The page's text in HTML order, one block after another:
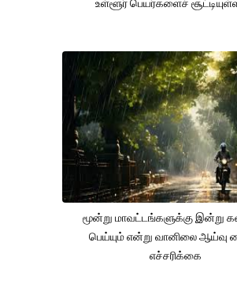
உள்ளூர் பெயர்களைச்
மூன்று மாவட்டங்களுக்கு இன்று
பெய்யும் என்று வானிலை ஆய்வு
எச்சரிக்கை